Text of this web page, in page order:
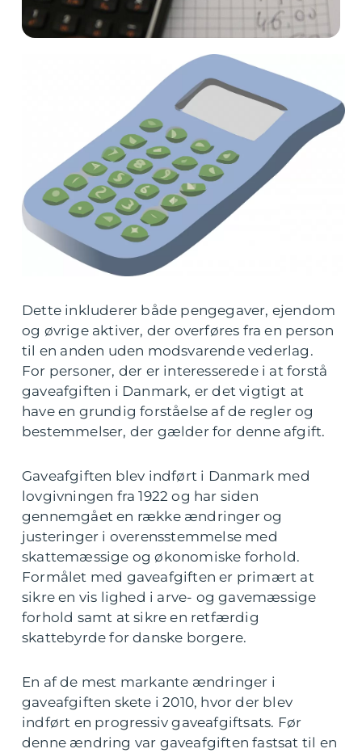
Dette inkluderer både pengegaver, ejendom
og øvrige aktiver, der overføres fra en person
til en anden uden modsvarende vederlag.
For personer, der er interesserede i at forstå
gaveafgiften i Danmark, er det vigtigt at
have en grundig forståelse af de regler og
bestemmelser, der gælder for denne afgift.
Gaveafgiften blev indført i Danmark med
lovgivningen fra 1922 og har siden
gennemgået en række ændringer og
justeringer i overensstemmelse med
skattemæssige og økonomiske forhold.
Formålet med gaveafgiften er primært at
sikre en vis lighed i arve- og gavemæssige
forhold samt at sikre en retfærdig
skattebyrde for danske borgere.
En af de mest markante ændringer i
gaveafgiften skete i 2010, hvor der blev
indført en progressiv gaveafgiftsats. Før
denne ændring var gaveafgiften fastsat til en